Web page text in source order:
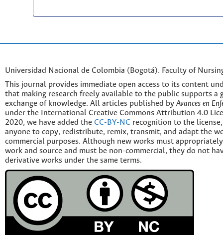
Universidad Nacional de Colombia (Bogotá). Faculty of
This journal provides immediate open access to its content
that making research freely available to the public supports a
exchange of knowledge. All articles published by Avances en
under the International Creative Commons Attribution 4.0
2020, we have added the CC-BY-NC recognition to the
anyone to copy, redistribute, remix, transmit, and adapt the
commercial purposes. Although new works must
work and source and must be non-commercial, they do not
derivative works under the same terms.